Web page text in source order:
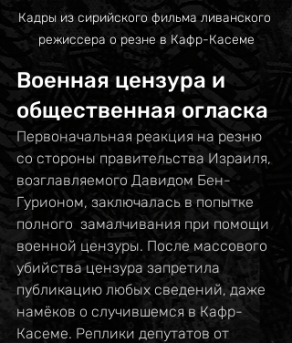
Кадры из сирийского фильма ливанского
режиссера о резне в Кафр-Касеме
Военная цензура и
общественная огласка
Первоначальная реакция на резню
со стороны правительства Израиля,
возглавляемого Давидом Бен-
Гурионом, заключалась в попытке
полного  замалчивания при помощи
военной цензуры. После массового
убийства цензура запретила
публикацию любых сведений, даже
намёков о случившемся в Кафр-
Касеме. Реплики депутатов от